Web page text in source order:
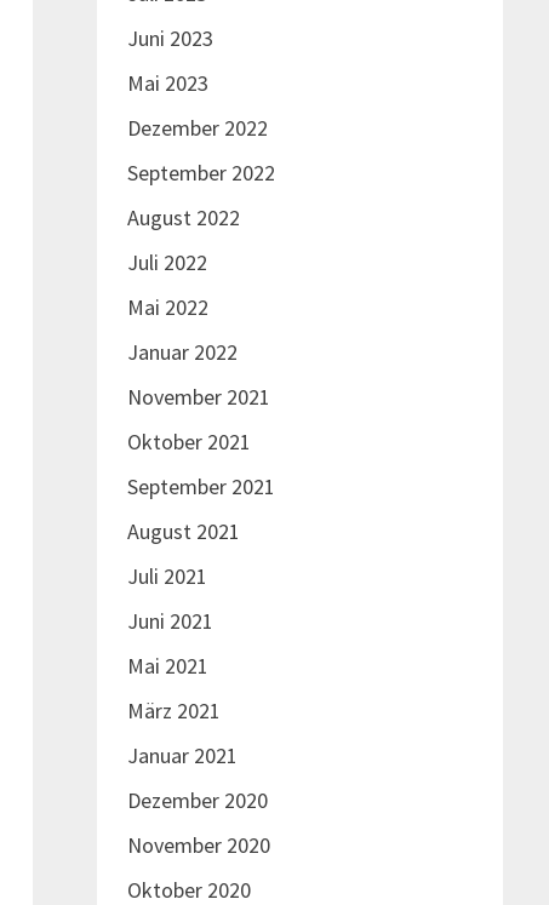
Juni 2023
Mai 2023
Dezember 2022
September 2022
August 2022
Juli 2022
Mai 2022
Januar 2022
November 2021
Oktober 2021
September 2021
August 2021
Juli 2021
Juni 2021
Mai 2021
März 2021
Januar 2021
Dezember 2020
November 2020
Oktober 2020